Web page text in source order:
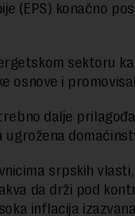
(EPS) konačno
sektoru
osnove i
dalje
ugrožena
srpskih
da drži pod
inflacija